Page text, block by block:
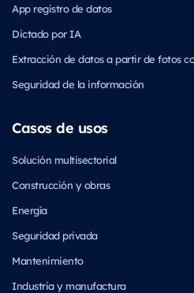
App registro de datos
Dictado por IA
Extracción de datos a partir de fotos
Seguridad de la información
Casos de usos
Solución multisectorial
Construcción y obras
Energía
Seguridad privada
Mantenimiento
Industria y manufactura